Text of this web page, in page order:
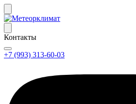
Контакты
+7 (993) 313-60-03